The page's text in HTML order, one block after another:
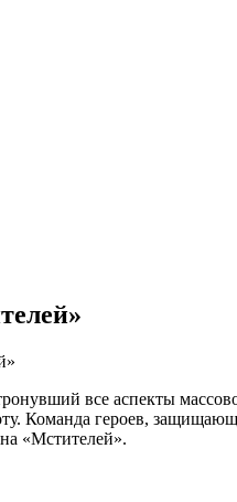
все аспекты
Команда героев,
«Мстителей».